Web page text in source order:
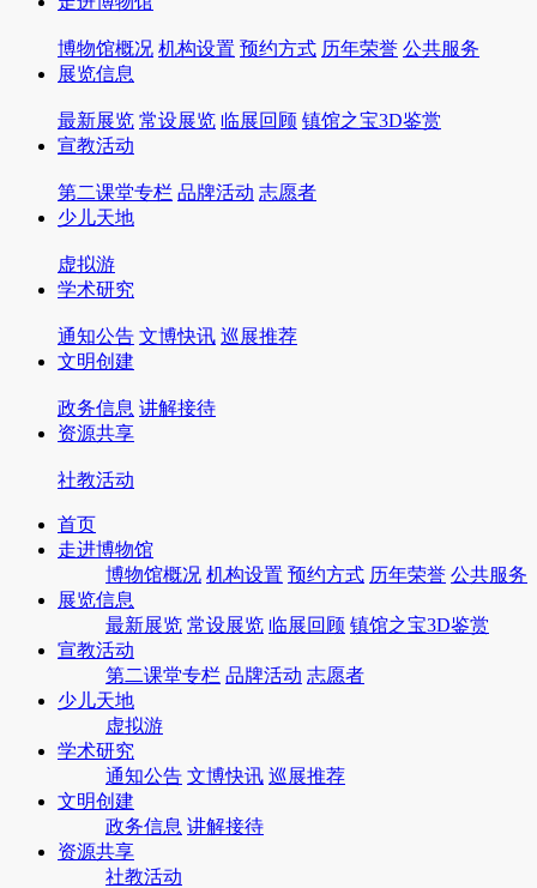
博物馆概况 机构设置 预约方式 历年荣誉 公共服务
展览信息
最新展览 常设展览 临展回顾 镇馆之宝3D鉴赏
宣教活动
第二课堂专栏 品牌活动 志愿者
少儿天地
虚拟游
学术研究
通知公告 文博快讯 巡展推荐
文明创建
政务信息 讲解接待
资源共享
社教活动
首页
走进博物馆
博物馆概况 机构设置 预约方式 历年荣誉 公共服务
展览信息
最新展览 常设展览 临展回顾 镇馆之宝3D鉴赏
宣教活动
第二课堂专栏 品牌活动 志愿者
少儿天地
虚拟游
学术研究
通知公告 文博快讯 巡展推荐
文明创建
政务信息 讲解接待
资源共享
社教活动